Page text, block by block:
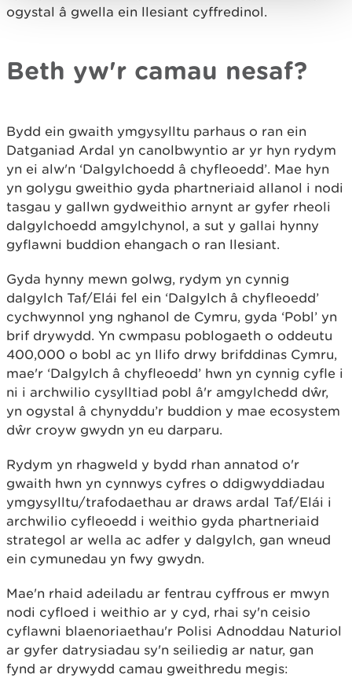
ogystal â gwella ein llesiant cyffredinol.
Beth yw'r camau nesaf?
Bydd ein gwaith ymgysylltu parhaus o ran ein
Datganiad Ardal yn canolbwyntio ar yr hyn rydym
yn ei alw'n ‘Dalgylchoedd â chyfleoedd’. Mae hyn
yn golygu gweithio gyda phartneriaid allanol i nodi
tasgau y gallwn gydweithio arnynt ar gyfer rheoli
dalgylchoedd amgylchynol, a sut y gallai hynny
gyflawni buddion ehangach o ran llesiant.
Gyda hynny mewn golwg, rydym yn cynnig
dalgylch Taf/Elái fel ein ‘Dalgylch â chyfleoedd’
cychwynnol yng nghanol de Cymru, gyda ‘Pobl’ yn
brif drywydd. Yn cwmpasu poblogaeth o oddeutu
400,000 o bobl ac yn llifo drwy brifddinas Cymru,
mae'r ‘Dalgylch â chyfleoedd’ hwn yn cynnig cyfle i
ni i archwilio cysylltiad pobl â'r amgylchedd dŵr,
yn ogystal â chynyddu’r buddion y mae ecosystem
dŵr croyw gwydn yn eu darparu.
Rydym yn rhagweld y bydd rhan annatod o'r
gwaith hwn yn cynnwys cyfres o ddigwyddiadau
ymgysylltu/trafodaethau ar draws ardal Taf/Elái i
archwilio cyfleoedd i weithio gyda phartneriaid
strategol ar wella ac adfer y dalgylch, gan wneud
ein cymunedau yn fwy gwydn.
Mae'n rhaid adeiladu ar fentrau cyffrous er mwyn
nodi cyfloed i weithio ar y cyd, rhai sy'n ceisio
cyflawni blaenoriaethau'r Polisi Adnoddau Naturiol
ar gyfer datrysiadau sy'n seiliedig ar natur, gan
fynd ar drywydd camau gweithredu megis: